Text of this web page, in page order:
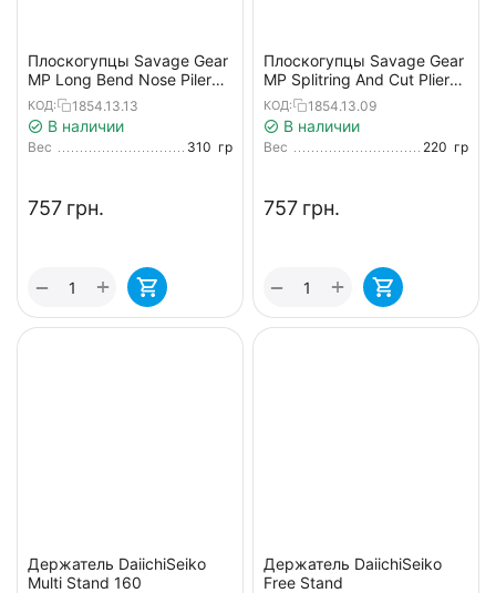
Плоскогупцы Savage Gear
MP Long Bend Nose Piler
28cm
КОД: 1854.13.13
В наличии
Вес 310 гр
‍757‍ грн.
+
−
Плоскогупцы Savage Gear
MP Splitring And Cut Pliers
L 23cm
КОД: 1854.13.09
В наличии
Вес 220 гр
‍757‍ грн.
+
−
Держатель DaiichiSeiko
Multi Stand 160
Держатель DaiichiSeiko
Free Stand